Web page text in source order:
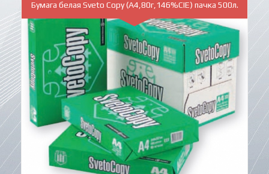
Бумага белая Sveto Copy (A4,80г,146%CIE) пачка 500л.